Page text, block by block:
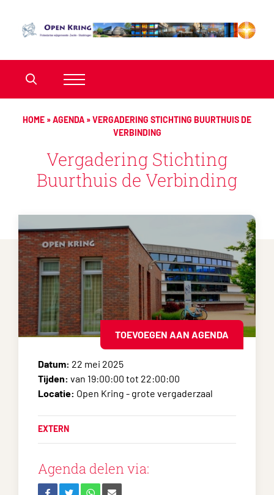
HOME »AGENDA »VERGADERING STICHTING BUURTHUIS DE
VERBINDING
Vergadering Stichting
Buurthuis de Verbinding
TOEVOEGEN AAN AGENDA
Datum: 22 mei 2025
Tijden: van 19:00:00 tot 22:00:00
Locatie: Open Kring - grote vergaderzaal
EXTERN
Agenda delen via: